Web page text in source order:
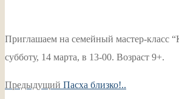
Приглашаем на семейный мастер-класс
субботу, 14 марта, в 13-00. Возраст 9+.
Навигация
Предыдущий Предыдущая
Пасха близко!..